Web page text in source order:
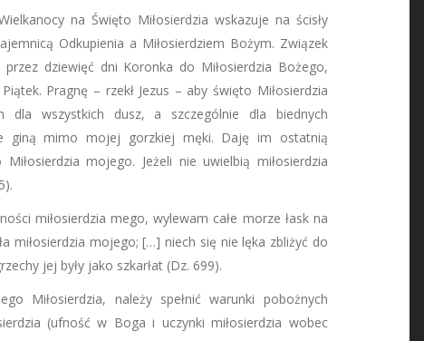
na Święto Miłosierdzia wskazuje na ścisły
Odkupienia a Miłosierdziem Bożym. Związek
dziewięć dni Koronka do Miłosierdzia Bożego,
Pragnę – rzekł Jezus – aby święto Miłosierdzia
dla wszystkich dusz, a szczególnie dla biednych
giną mimo mojej gorzkiej męki. Daję im ostatnią
mojego. Jeżeli nie uwielbią miłosierdzia
miłosierdzia mego, wylewam całe morze łask na
miłosierdzia mojego; […] niech się nie lęka zbliżyć do
jej były jako szkarłat (Dz. 699).
Miłosierdzia, należy spełnić warunki pobożnych
(ufność w Boga i uczynki miłosierdzia wobec